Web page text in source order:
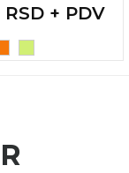
RSD + PDV